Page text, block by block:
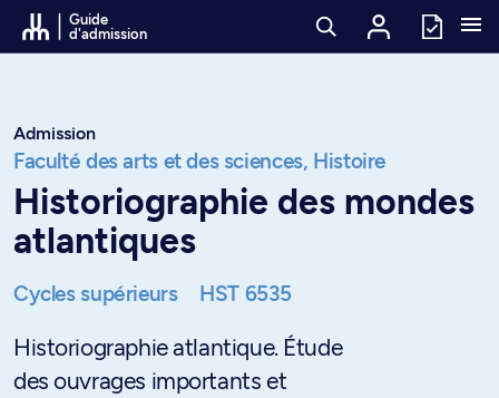
Passer au contenu
Guide
d'admission
Admission
Faculté des arts et des sciences, Histoire
Historiographie des mondes
atlantiques
Cycles supérieurs HST 6535
Historiographie atlantique. Étude
des ouvrages importants et